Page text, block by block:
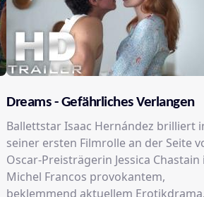
Dreams - Gefährliches Verlangen
Ballettstar Isaac Hernández brilliert
seiner ersten Filmrolle an der Seite
Oscar-Preisträgerin Jessica Chastain
Michel Francos provokantem,
beklemmend aktuellem Erotikdrama.